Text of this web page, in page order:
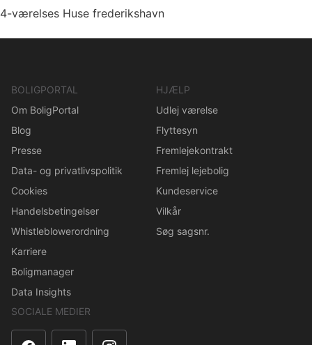
4-værelses Huse frederikshavn
BOLIGPORTAL
Om BoligPortal
Blog
Presse
Data- og privatlivspolitik
Cookies
Handelsbetingelser
Whistleblowerordning
Karriere
Boligmanager
Data Insights
HJÆLP
Udlej værelse
Flyttesyn
Fremlejekontrakt
Fremlej lejebolig
Kundeservice
Vilkår
Søg sagsnr.
SOCIALE MEDIER